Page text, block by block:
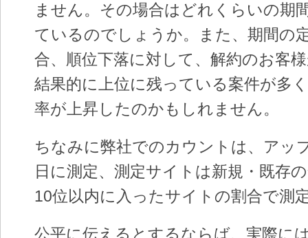
ません。その場合はどれくらいの期
ているのでしょうか。また、期間の
合、順位下落に対して、解約のお客
結果的に上位に残っている案件が多
率が上昇したのかもしれません。
ちなみに弊社でのカウントは、アッ
日に測定、測定サイトは新規・既存
10位以内に入ったサイトの割合で測
公平に伝えるとするならば、実際に